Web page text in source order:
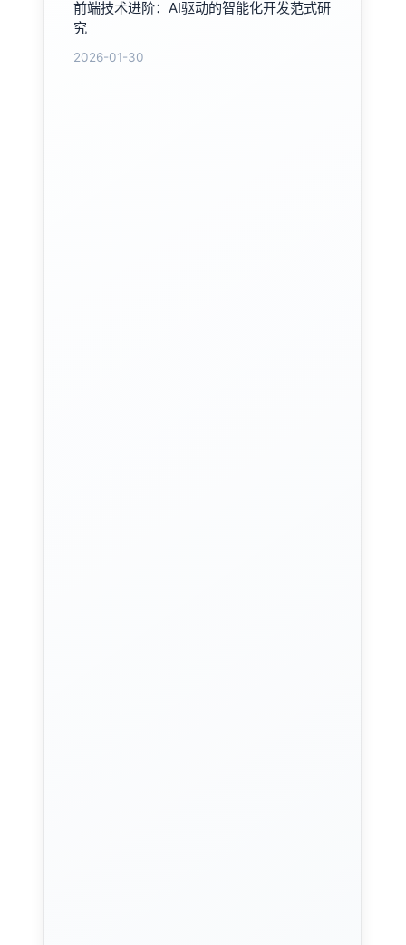
前端技术进阶：AI驱动的智能化开发范式研
究
2026-01-30